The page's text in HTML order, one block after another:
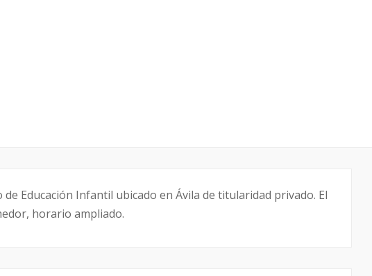
Educación Infantil ubicado en Ávila de titularidad privado. El
horario ampliado.